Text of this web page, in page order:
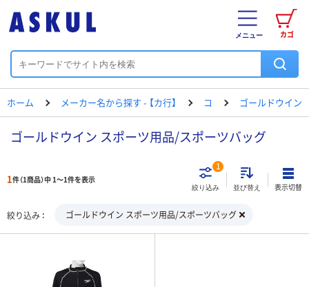
カゴ
メニュー
ホーム メーカー名から探す - 【カ行】 コ ゴールドウイン
ゴールドウイン スポーツ用品/スポーツバッグ
1件（1商品）中 1～1件を表示
絞り込み
1
並び替え 表示切替
絞り込み ゴールドウイン スポーツ用品/スポーツバッグ